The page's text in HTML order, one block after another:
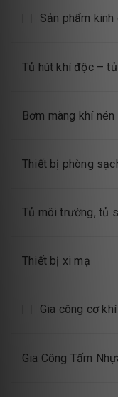
Sản phẩm kinh
Tủ hút khí độc –
Bơm màng khí nén
Thiết bị phòng
Tủ môi trường, tủ
Thiết bị xi mạ
Gia công cơ
Gia Công Tấm